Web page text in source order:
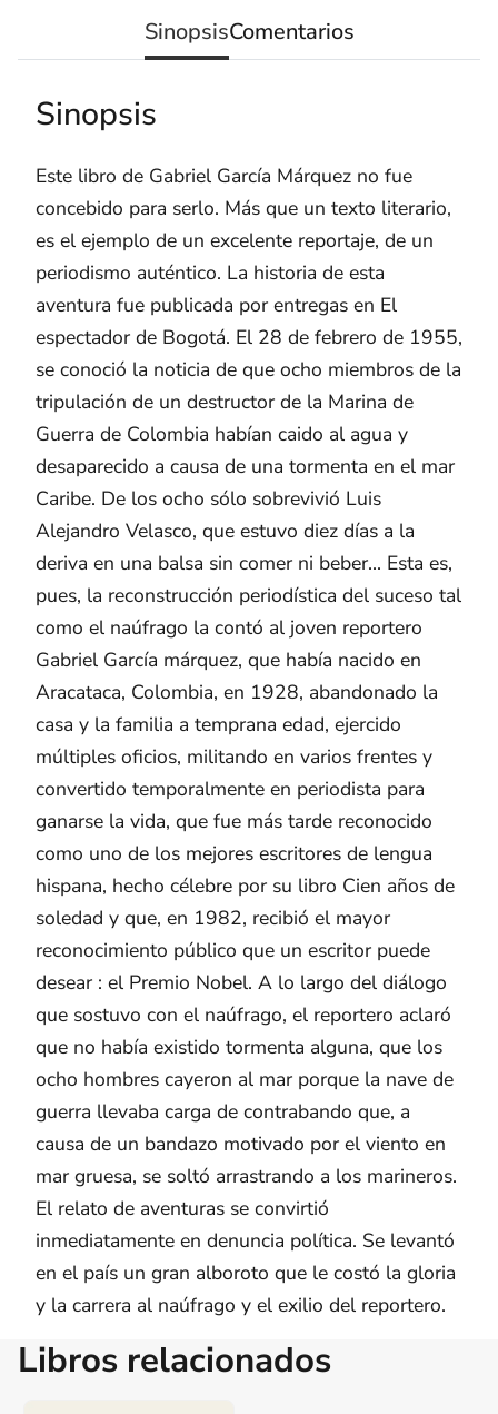
SinopsisComentarios
Sinopsis
Este libro de Gabriel García Márquez no fue
concebido para serlo. Más que un texto literario,
es el ejemplo de un excelente reportaje, de un
periodismo auténtico. La historia de esta
aventura fue publicada por entregas en El
espectador de Bogotá. El 28 de febrero de 1955,
se conoció la noticia de que ocho miembros de la
tripulación de un destructor de la Marina de
Guerra de Colombia habían caido al agua y
desaparecido a causa de una tormenta en el mar
Caribe. De los ocho sólo sobrevivió Luis
Alejandro Velasco, que estuvo diez días a la
deriva en una balsa sin comer ni beber... Esta es,
pues, la reconstrucción periodística del suceso tal
como el naúfrago la contó al joven reportero
Gabriel García márquez, que había nacido en
Aracataca, Colombia, en 1928, abandonado la
casa y la familia a temprana edad, ejercido
múltiples oficios, militando en varios frentes y
convertido temporalmente en periodista para
ganarse la vida, que fue más tarde reconocido
como uno de los mejores escritores de lengua
hispana, hecho célebre por su libro Cien años de
soledad y que, en 1982, recibió el mayor
reconocimiento público que un escritor puede
desear : el Premio Nobel. A lo largo del diálogo
que sostuvo con el naúfrago, el reportero aclaró
que no había existido tormenta alguna, que los
ocho hombres cayeron al mar porque la nave de
guerra llevaba carga de contrabando que, a
causa de un bandazo motivado por el viento en
mar gruesa, se soltó arrastrando a los marineros.
El relato de aventuras se convirtió
inmediatamente en denuncia política. Se levantó
en el país un gran alboroto que le costó la gloria
y la carrera al naúfrago y el exilio del reportero.
Libros relacionados